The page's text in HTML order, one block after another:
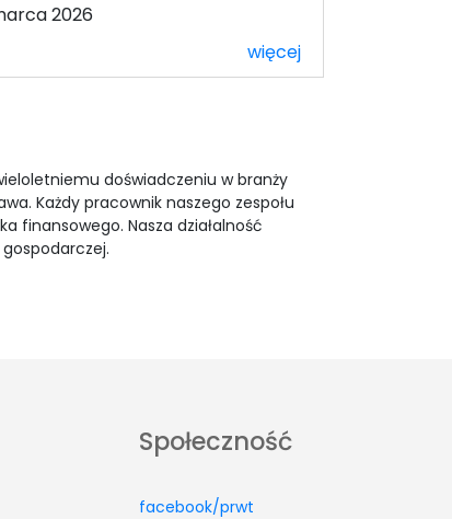
2026
więcej
doświadczeniu w branży
Każdy pracownik naszego zespołu
finansowego. Nasza działalność
Społeczność
facebook/prwt